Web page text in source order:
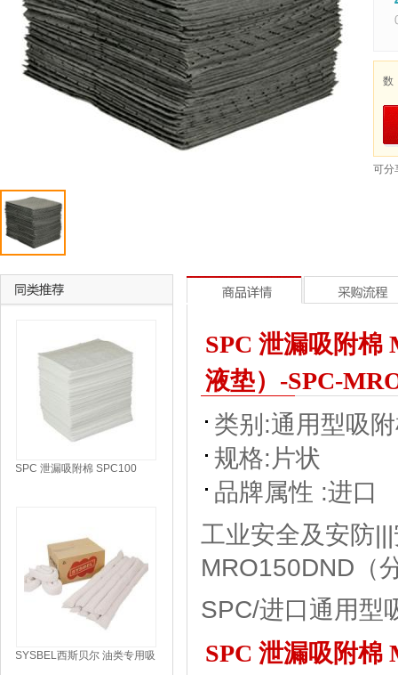
数
可分
SPC 泄漏吸附棉
液垫）-SPC-
类别:通用型吸
规格: 片状
品牌属性 :进口
工业安全及安防
MRO150DND（
SPC/进口通用型
SPC 泄漏吸附棉
SPC 泄漏吸附棉 SPC100
SYSBEL西斯贝尔 油类专用吸